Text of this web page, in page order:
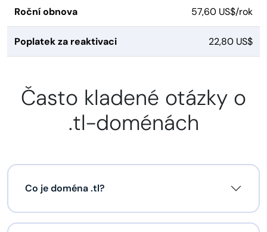
Roční obnova 57,60 US$/rok
Poplatek za reaktivaci 22,80 US$
Často kladené otázky o
.tl-doménách
Co je doména .tl?